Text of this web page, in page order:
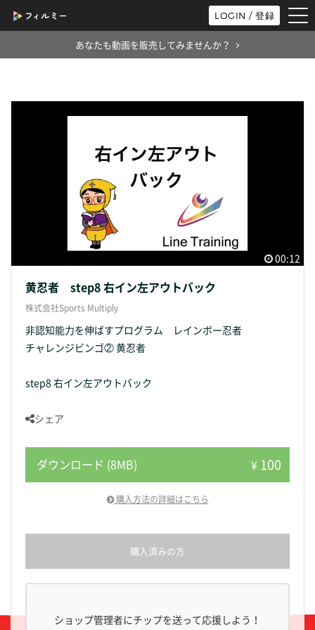
LOGIN / 登録
あなたも動画を販売してみませんか？
00:12
黄忍者 step8 右イン左アウトバック
株式会社Sports Multiply
非認知能力を伸ばすプログラム レインボー忍者
チャレンジビンゴ② 黄忍者
step8 右イン左アウトバック
シェア
ダウンロード (8MB) ¥ 100
購入方法の詳細はこちら
購入済みの方
ショップ管理者にチップを送って応援しよう！